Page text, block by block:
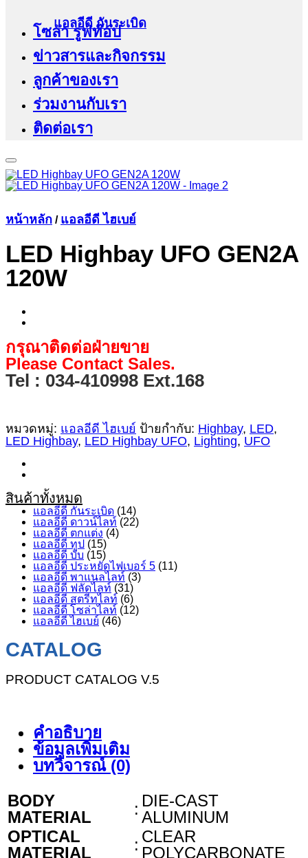
แอลอีดี กันระเบิด
โซล่า รูฟท๊อป
ข่าวสารและกิจกรรม
ลูกค้าของเรา
ร่วมงานกับเรา
ติดต่อเรา
หน้าหลัก / แอลอีดี ไฮเบย์
LED Highbay UFO GEN2A
120W
กรุณาติดต่อฝ่ายขาย
Please Contact Sales.
Tel : 034-410998 Ext.168
หมวดหมู่: แอลอีดี ไฮเบย์ ป้ายกำกับ: Highbay, LED,
LED Highbay, LED Highbay UFO, Lighting, UFO
สินค้าทั้งหมด
แอลอีดี กันระเบิด (14)
แอลอีดี ดาวน์ไลท์ (22)
แอลอีดี ตกแต่ง (4)
แอลอีดี ทูป (15)
แอลอีดี บับ (15)
แอลอีดี ประหยัดไฟเบอร์ 5 (11)
แอลอีดี พาแนลไลท์ (3)
แอลอีดี ฟลัดไลท์ (31)
แอลอีดี สตรีทไลท์ (6)
แอลอีดี โซล่าไลท์ (12)
แอลอีดี ไฮเบย์ (46)
CATALOG
PRODUCT CATALOG V.5
คำอธิบาย
ข้อมูลเพิ่มเติม
บทวิจารณ์ (0)
BODY
MATERIAL
: DIE-CAST
ALUMINUM
OPTICAL
MATERIAL
: CLEAR
POLYCARBONATE